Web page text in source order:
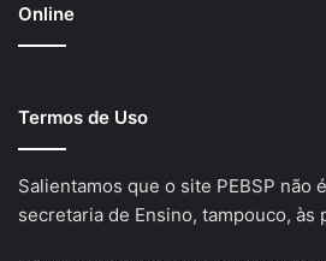
Online
Termos de Uso
Salientamos que o site PEBSP não
secretaria de Ensino, tampouco, às